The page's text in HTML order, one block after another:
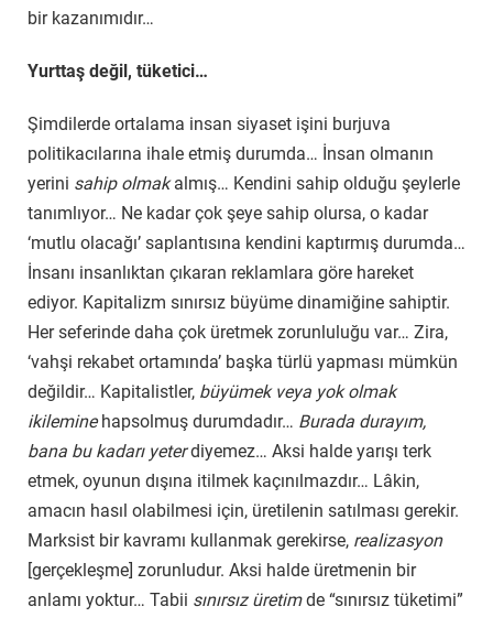
bir kazanımıdır…
Yurttaş değil, tüketici…
Şimdilerde ortalama insan siyaset işini burjuva
politikacılarına ihale etmiş durumda… İnsan olmanın
yerini sahip olmakalmış… Kendini sahip olduğu şeylerle
tanımlıyor… Ne kadar çok şeye sahip olursa, o kadar
‘mutlu olacağı’ saplantısına kendini kaptırmış durumda…
İnsanı insanlıktan çıkaran reklamlara göre hareket
ediyor. Kapitalizm sınırsız büyüme dinamiğine sahiptir.
Her seferinde daha çok üretmek zorunluluğu var… Zira,
‘vahşi rekabet ortamında’ başka türlü yapması mümkün
değildir… Kapitalistler, büyümek veya yok olmak
ikileminehapsolmuş durumdadır… Burada durayım,
bana bu kadarı yeterdiyemez… Aksi halde yarışı terk
etmek, oyunun dışına itilmek kaçınılmazdır… Lâkin,
amacın hasıl olabilmesi için, üretilenin satılması gerekir.
Marksist bir kavramı kullanmak gerekirse, realizasyon
[gerçekleşme] zorunludur. Aksi halde üretmenin bir
anlamı yoktur… Tabii sınırsız üretimde “sınırsız tüketimi”